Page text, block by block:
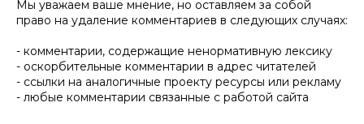
Мы уважаем ваше мнение, но оставляем за собой
право на удаление комментариев в следующих случаях:
- комментарии, содержащие ненормативную лексику
- оскорбительные комментарии в адрес читателей
- ссылки на аналогичные проекту ресурсы или рекламу
- любые комментарии связанные с работой сайта